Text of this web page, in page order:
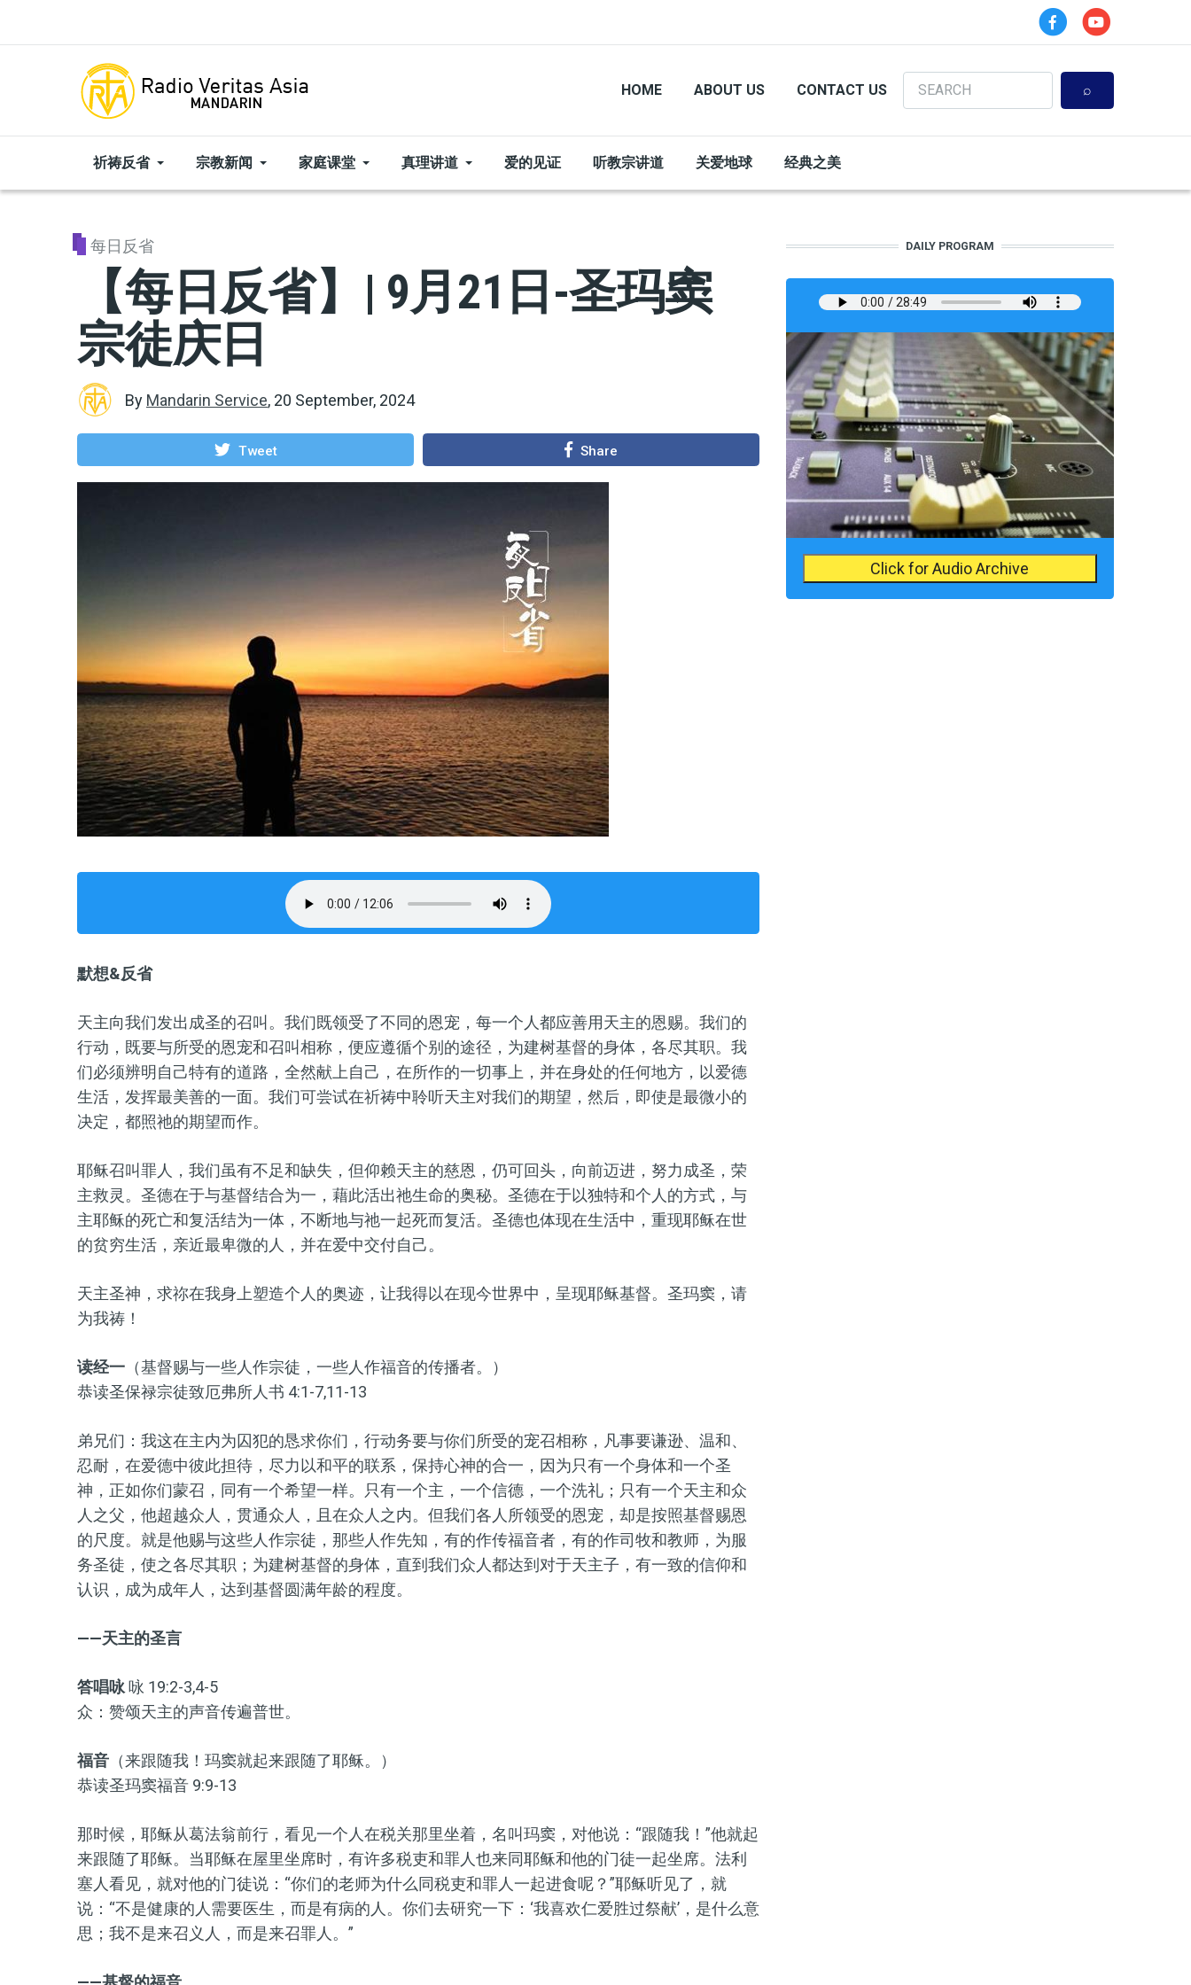
HOME ABOUT US CONTACT US
Search
祈祷反省 宗教新闻 家庭课堂 真理讲道 爱的见证 听教宗讲道 关爱地球 经典之美
每日反省
【每日反省】| 9月21日-圣玛窦
宗徒庆日
By Mandarin Service, 20 September, 2024
Tweet Share
默想&反省
天主向我们发出成圣的召叫。我们既领受了不同的恩宠，每一个人都应善用天主的恩赐。我们的
行动，既要与所受的恩宠和召叫相称，便应遵循个别的途径，为建树基督的身体，各尽其职。我
们必须辨明自己特有的道路，全然献上自己，在所作的一切事上，并在身处的任何地方，以爱德
生活，发挥最美善的一面。我们可尝试在祈祷中聆听天主对我们的期望，然后，即使是最微小的
决定，都照祂的期望而作。
耶稣召叫罪人，我们虽有不足和缺失，但仰赖天主的慈恩，仍可回头，向前迈进，努力成圣，荣
主救灵。圣德在于与基督结合为一，藉此活出祂生命的奥秘。圣德在于以独特和个人的方式，与
主耶稣的死亡和复活结为一体，不断地与祂一起死而复活。圣德也体现在生活中，重现耶稣在世
的贫穷生活，亲近最卑微的人，并在爱中交付自己。
天主圣神，求祢在我身上塑造个人的奥迹，让我得以在现今世界中，呈现耶稣基督。圣玛窦，请
为我祷！
读经一 （基督赐与一些人作宗徒，一些人作福音的传播者。）
恭读圣保禄宗徒致厄弗所人书 4:1-7,11-13
弟兄们：我这在主内为囚犯的恳求你们，行动务要与你们所受的宠召相称，凡事要谦逊、温和、
忍耐，在爱德中彼此担待，尽力以和平的联系，保持心神的合一，因为只有一个身体和一个圣
神，正如你们蒙召，同有一个希望一样。只有一个主，一个信德，一个洗礼；只有一个天主和众
人之父，他超越众人，贯通众人，且在众人之内。但我们各人所领受的恩宠，却是按照基督赐恩
的尺度。就是他赐与这些人作宗徒，那些人作先知，有的作传福音者，有的作司牧和教师，为服
务圣徒，使之各尽其职；为建树基督的身体，直到我们众人都达到对于天主子，有一致的信仰和
认识，成为成年人，达到基督圆满年龄的程度。
——天主的圣言
答唱咏 咏 19:2-3,4-5
众：赞颂天主的声音传遍普世。
福音 （来跟随我！玛窦就起来跟随了耶稣。）
恭读圣玛窦福音 9:9-13
那时候，耶稣从葛法翁前行，看见一个人在税关那里坐着，名叫玛窦，对他说：“跟随我！”他就起
来跟随了耶稣。当耶稣在屋里坐席时，有许多税吏和罪人也来同耶稣和他的门徒一起坐席。法利
塞人看见，就对他的门徒说：“你们的老师为什么同税吏和罪人一起进食呢？”耶稣听见了，就
说：“不是健康的人需要医生，而是有病的人。你们去研究一下：‘我喜欢仁爱胜过祭献’，是什么意
思；我不是来召义人，而是来召罪人。”
DAILY PROGRAM
Click for Audio Archive